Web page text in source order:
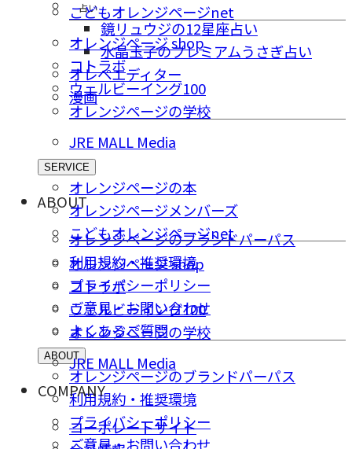
占い
鏡リュウジの12星座占い
水晶玉子のプレミアムうさぎ占い
オレペエディター
漫画
こどもオレンジページnet
オレンジページ shop
コトラボ
ウェルビーイング100
オレンジページの学校
JRE MALL Media
SERVICE
オレンジページの本
オレンジページメンバーズ
こどもオレンジページnet
オレンジページ shop
コトラボ
ウェルビーイング100
オレンジページの学校
JRE MALL Media
ABOUT
オレンジページのブランドパーパス
利用規約・推奨環境
プライバシーポリシー
ご意⾒・お問い合わせ
よくあるご質問
ABOUT
オレンジページのブランドパーパス
利用規約・推奨環境
プライバシーポリシー
ご意⾒・お問い合わせ
COMPANY
コーポレートサイト